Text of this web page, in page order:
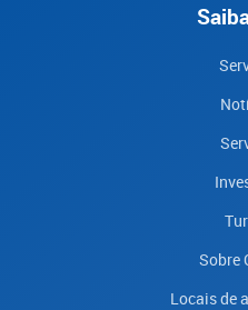
Sobre
Locais de